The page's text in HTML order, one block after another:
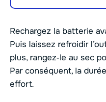
Rechargez la batterie
Puis laissez refroidir
plus, rangez‑le au sec
Par conséquent, la
effort.